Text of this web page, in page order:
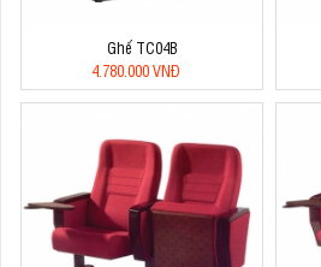
Ghế TC04B
4.780.000 VNĐ